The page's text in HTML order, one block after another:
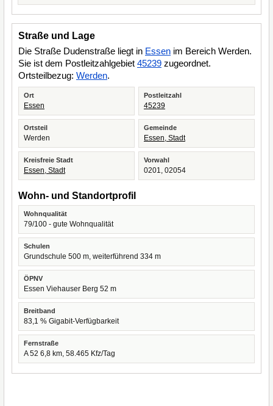
Straße und Lage
Die Straße Dudenstraße liegt in Essen im Bereich Werden.
Sie ist dem Postleitzahlgebiet 45239 zugeordnet.
Ortsteilbezug: Werden.
Ort
Essen
Postleitzahl
45239
Ortsteil
Werden
Gemeinde
Essen, Stadt
Kreisfreie Stadt
Essen, Stadt
Vorwahl
0201, 02054
Wohn- und Standortprofil
Wohnqualität
79/100 - gute Wohnqualität
Schulen
Grundschule 500 m, weiterführend 334 m
ÖPNV
Essen Viehauser Berg 52 m
Breitband
83,1 % Gigabit-Verfügbarkeit
Fernstraße
A 52 6,8 km, 58.465 Kfz/Tag